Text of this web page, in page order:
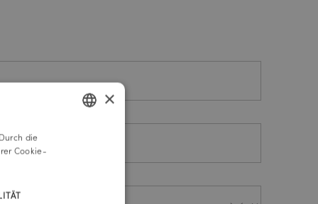
×
die
Cookie-